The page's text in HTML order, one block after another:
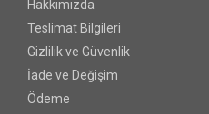
Hakkımızda
Teslimat Bilgileri
Gizlilik ve Güvenlik
İade ve Değişim
Ödeme